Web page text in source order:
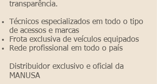
transparência.
Técnicos especializados em todo o tipo
de acessos e marcas
Frota exclusiva de veículos equipados
Rede profissional em todo o país
Distribuidor exclusivo e oficial da
MANUSA